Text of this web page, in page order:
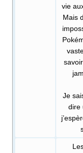
vie
Mais
Je
dire